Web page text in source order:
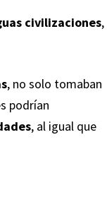
civilizaciones,
, no solo tomaban
podrían
, al igual que